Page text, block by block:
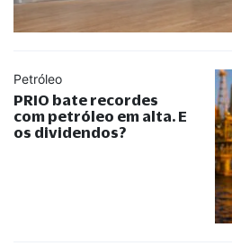
Petróleo
PRIO bate recordes
com petróleo em alta. E
os dividendos?